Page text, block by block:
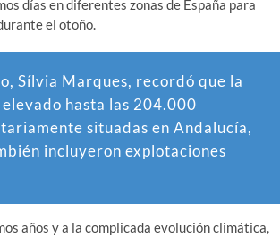
días en diferentes zonas de España para
el otoño.
Sílvia Marques, recordó que la
hasta las 204.000
situadas en Andalucía,
incluyeron explotaciones
años y a la complicada evolución climática,